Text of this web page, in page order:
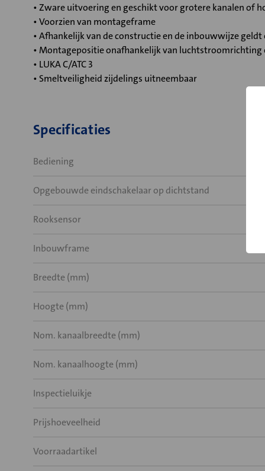
• Zware uitvoering en geschikt voor grotere kanalen of
• Voorzien van montageframe
• Afhankelijk van de constructie en de inbouwwijze
• Montagepositie onafhankelijk van luchtstroomrichting
• LUKA C/ATC 3
• Smeltveiligheid zijdelings uitneembaar
Specificaties
Bediening
Opgebouwde eindschakelaar op dichtstand
Rooksensor
Inbouwframe
Breedte (mm)
Hoogte (mm)
Nom. kanaalbreedte (mm)
Nom. kanaalhoogte (mm)
Inspectieluikje
Prijshoeveelheid
Voorraadartikel